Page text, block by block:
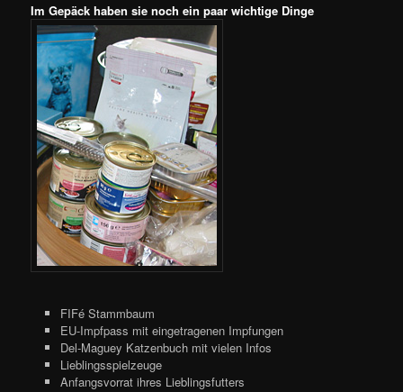
Im Gepäck haben sie noch ein paar wichtige Dinge
FIFé Stammbaum
EU-Impfpass mit eingetragenen Impfungen
Del-Maguey Katzenbuch mit vielen Infos
Lieblingsspielzeuge
Anfangsvorrat ihres Lieblingsfutters